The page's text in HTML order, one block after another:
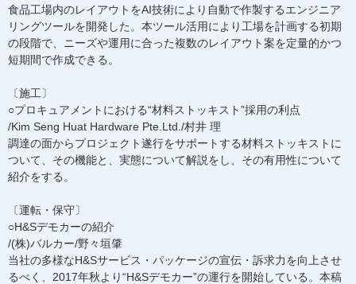
食品工場内のレイアウトをAI技術により自動で作製するエンジニア
リングツールを開発した。本ツール活用により工場を計画する初期
の段階で、ニーズや運用に合った複数のレイアウト案を定量的かつ
短期間で作成できる。
〔施工〕
○プロキュアメントにおける“材料ストッキスト”採用の利点
/Kim Seng Huat Hardware Pte.Ltd./村井 理
調達の面からプロジェクト遂行をサポートする材料ストッキストに
ついて、その機能と、実態について解説をし、その有用性について
紹介をする。
〔運転・保守〕
○H&Sデモカーの紹介
/(株)バルカー/野々垣肇
当社の多様なH&Sサービス・パッケージの宣伝・訴求力を向上させ
るべく、2017年秋より“H&Sデモカー”の運行を開始している。本稿